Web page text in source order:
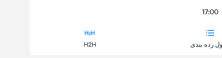
17:00
رده بندی H2H